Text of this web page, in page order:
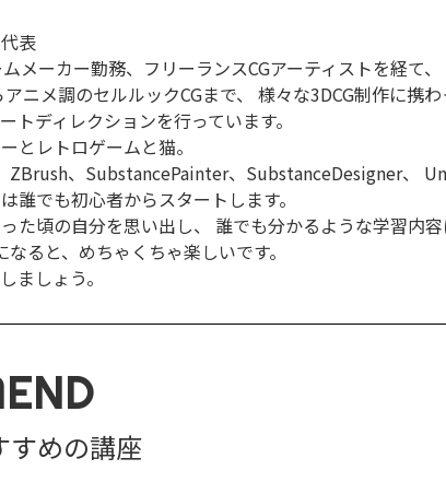
表
メーカー勤務、フリーランスCGアーティストを経て、
ニメ調のセルルックCGまで、 様々な3DCG制作に携わ
トディレクションを行っています。
とレトロゲームと猫。
ZBrush、SubstancePainter、SubstanceDesigner、
誰でも初心者からスタートします。
た頃の自分を思い出し、 誰でも分かるような学習内容
なると、めちゃくちゃ楽しいです。
ましょう。
すめの講座